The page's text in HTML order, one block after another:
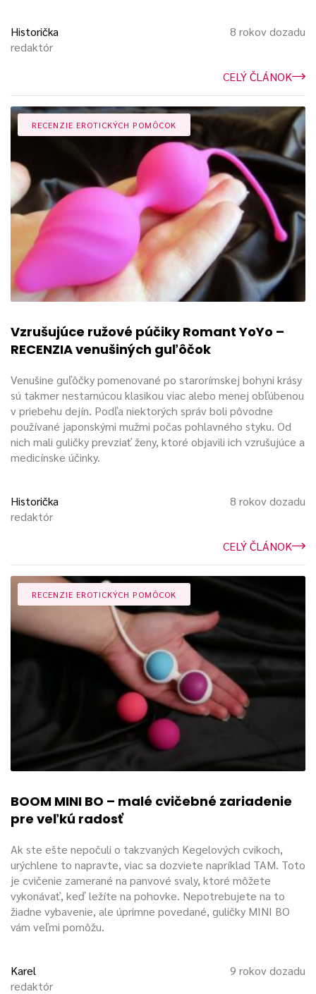
Historička
redaktór
8 rokov dozadu
CELÝ ČLÁNOK
RECENZIE EROTICKÝCH POMÔCOK
Vzrušujúce ružové púčiky Romant YoYo –
RECENZIA venušiných guľôčok
Venušine guľôčky pomenované po starorímskej bohyni krásy
sú takmer nestarnúcou klasikou viac alebo menej obľúbenou
v priebehu dejín. Podľa niektorých správ boli pôvodne
používané japonskými mužmi počas pohlavného styku. Od
nich mali guličky prevziať ženy, ktoré objavili ich vzrušujúce a
medicínske účinky.
Historička
redaktór
8 rokov dozadu
CELÝ ČLÁNOK
RECENZIE EROTICKÝCH POMÔCOK
BOOM MINI BO – malé cvičebné zariadenie
pre veľkú radosť
Ak ste ešte nepočuli o takzvaných Kegelových cvikoch,
urýchlene to napravte, viac sa dozviete napríklad TAM. Toto
je cvičenie zamerané na panvové svaly, ktoré môžete
vykonávať, keď ležíte na pohovke. Nepotrebujete na to
žiadne vybavenie, ale úprimne povedané, guličky MINI BO
vám veľmi pomôžu.
Karel
redaktór
9 rokov dozadu